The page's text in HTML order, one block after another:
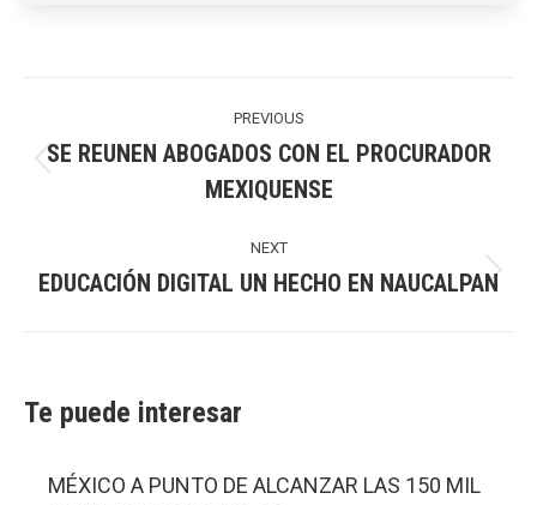
PREVIOUS
post:
SE REUNEN ABOGADOS CON EL PROCURADOR
MEXIQUENSE
NEXT
Next
EDUCACIÓN DIGITAL UN HECHO EN NAUCALPAN
Te puede interesar
MÉXICO A PUNTO DE ALCANZAR LAS 150 MIL